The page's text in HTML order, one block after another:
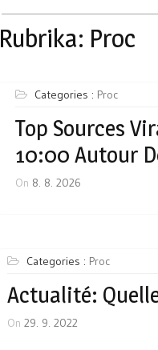
Rubrika: Proc
Categories : Proc
Top Sources
10:00 Autour
On 8. 8. 2026
Categories : Proc
Actualité:
On 29. 9. 2022